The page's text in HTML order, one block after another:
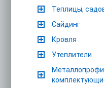
Теплицы,
Сайдинг
Кровля
Утеплители